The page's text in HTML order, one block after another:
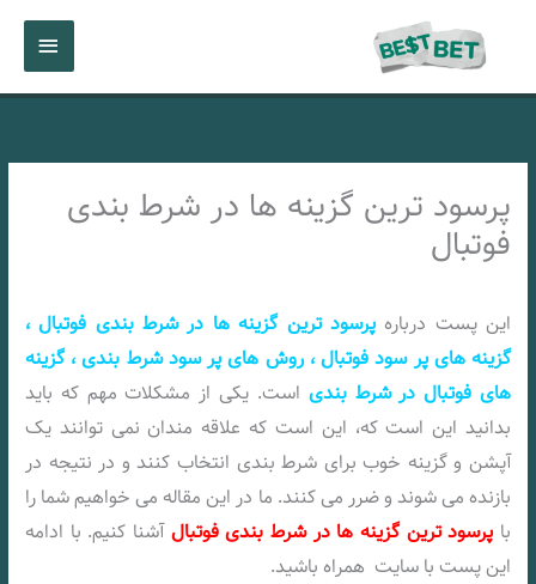
اصلی
پرسود ترین گزینه ها در شرط بندی
فوتبال
این پست دربارهپرسود ترین گزینه ها در شرط بندی فوتبال ،
گزینه های پر سود فوتبال ، روش های پر سود شرط بندی ، گزینه
های فوتبال در شرط بندی است. یکی از مشکلات مهم که باید
بدانید این است که، این است که علاقه مندان نمی توانند یک
آپشن و گزینه خوب برای شرط بندی انتخاب کنند و در نتیجه در
بازنده می شوند و ضرر می کنند. ما در این مقاله می خواهیم شما را
باپرسود ترین گزینه ها در شرط بندی فوتبال آشنا کنیم. با ادامه
این پست با سایت همراه باشید.